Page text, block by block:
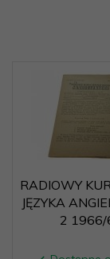
RADIOWY
JĘZYKA
2 1966/